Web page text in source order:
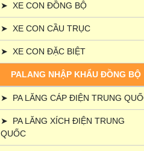
➤ XE CON ĐỒNG BỘ
➤ XE CON CẦU TRỤC
➤ XE CON ĐẶC BIỆT
PALANG NHẬP KHẨU ĐỒNG BỘ
➤ PA LĂNG CÁP ĐIỆN TRUNG
➤
PA LĂNG XÍCH ĐIỆN TRUNG
QUỐC